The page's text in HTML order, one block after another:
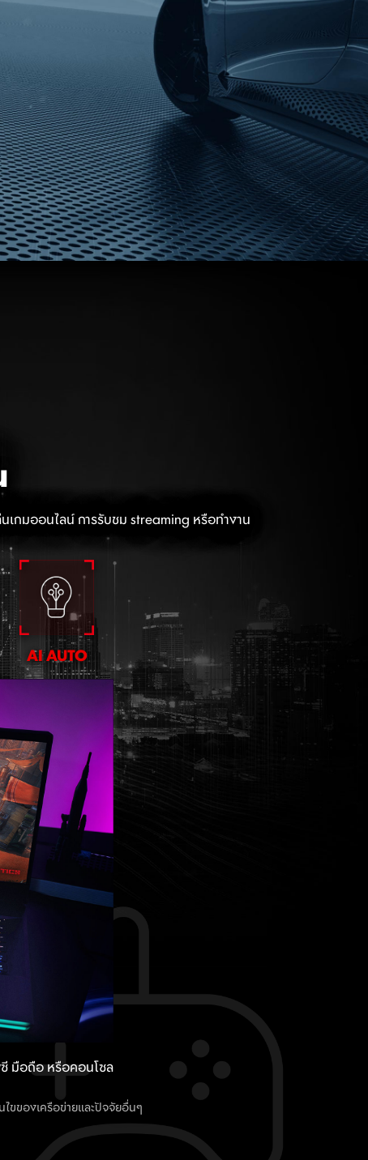
เกมออนไลน์ การรับชม streaming หรือทำงาน
AI AUTO
มือถือ หรือคอนโซล
ขของเครือข่ายและปัจจัยอื่นๆ
บงานหรือการเรียน